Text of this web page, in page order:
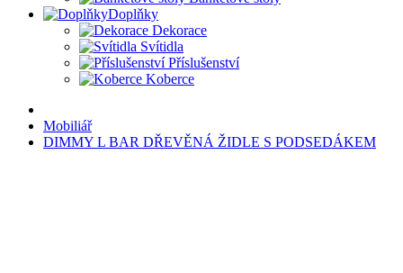
Doplňky
Dekorace
Svítidla
Příslušenství
Koberce
Mobiliář
DIMMY L BAR DŘEVĚNÁ ŽIDLE S PODSEDÁKEM